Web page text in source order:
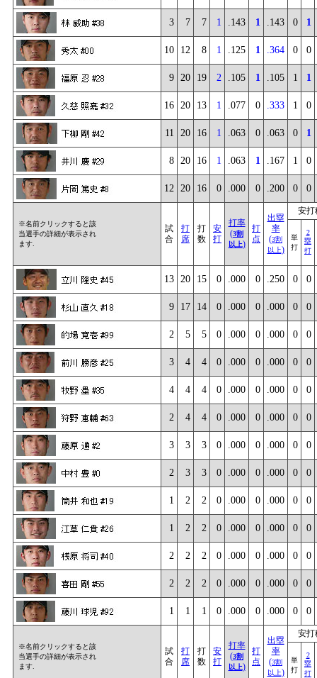
3 7 7 1 .143 1 .143 0 1
10 12 8 1 .125 1 .364 0 0
9 20 19 2 .105 1 .105 1 1
16 20 13 1 .077 0 .333 1 0
11 20 16 1 .063 0 .063 0 1
8 20 16 1 .063 1 .167 1 0
12 20 16 0 .000 0 .200 0 0
※名前クリックすると該
当選手の詳細が表示され
ます.
試
合
打
席
打
数
安
打
打率
(3割
以上)
打
点
出塁
率
(3割
以上)
安打
単
打
2
塁
打
13 20 15 0 .000 0 .250 0 0
9 17 14 0 .000 0 .000 0 0
2 5 5 0 .000 0 .000 0 0
3 4 4 0 .000 0 .000 0 0
4 4 4 0 .000 0 .000 0 0
2 4 4 0 .000 0 .000 0 0
3 3 3 0 .000 0 .000 0 0
2 3 3 0 .000 0 .000 0 0
1 2 2 0 .000 0 .000 0 0
1 2 2 0 .000 0 .000 0 0
2 2 2 0 .000 0 .000 0 0
2 2 2 0 .000 0 .000 0 0
1 1 1 0 .000 0 .000 0 0
※名前クリックすると該
当選手の詳細が表示され
ます.
試
合
打
席
打
数
安
打
打率
(3割
以上)
打
点
出塁
率
(3割
以上)
安打
単
打
2
塁
打